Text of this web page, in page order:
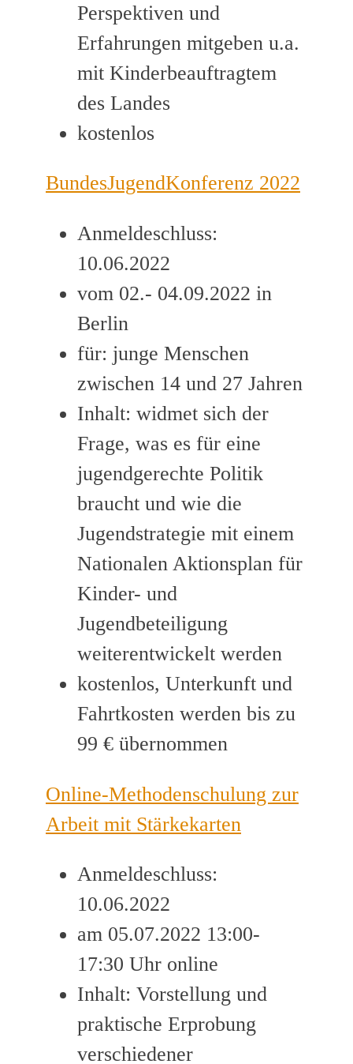
Perspektiven und
Erfahrungen mitgeben u.a.
mit Kinderbeauftragtem
des Landes
kostenlos
BundesJugendKonferenz 2022
Anmeldeschluss:
10.06.2022
vom 02.- 04.09.2022 in
Berlin
für: junge Menschen
zwischen 14 und 27 Jahren
Inhalt: widmet sich der
Frage, was es für eine
jugendgerechte Politik
braucht und wie die
Jugendstrategie mit einem
Nationalen Aktionsplan für
Kinder- und
Jugendbeteiligung
weiterentwickelt werden
kostenlos, Unterkunft und
Fahrtkosten werden bis zu
99 € übernommen
Online-Methodenschulung zur
Arbeit mit Stärkekarten
Anmeldeschluss:
10.06.2022
am 05.07.2022 13:00-
17:30 Uhr online
Inhalt: Vorstellung und
praktische Erprobung
verschiedener